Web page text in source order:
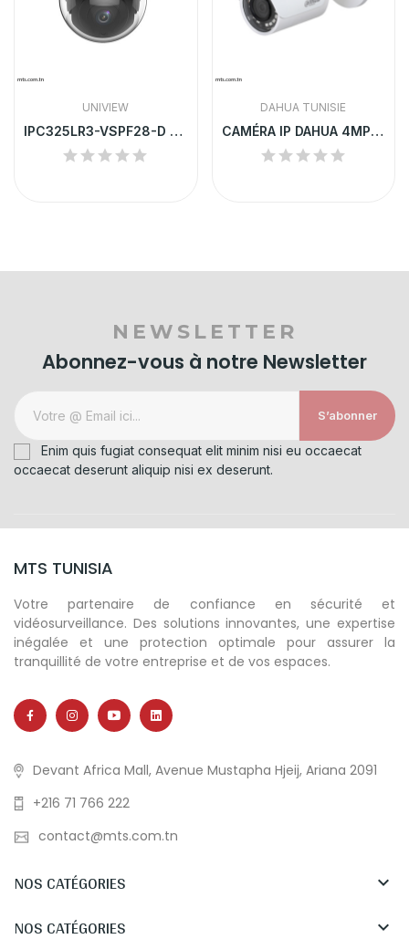
UNIVIEW
IPC325LR3-VSPF28-D CAMERA IP UNV DOME 5MP POE...
DAHUA TUNISIE
CAMÉRA IP DAHUA 4MP BULLET EXTÉRIEURE POE |...
NEWSLETTER
Abonnez-vous à notre Newsletter
S’abonner
Enim quis fugiat consequat elit minim nisi eu occaecat
occaecat deserunt aliquip nisi ex deserunt.
MTS TUNISIA
Votre partenaire de confiance en sécurité et
vidéosurveillance. Des solutions innovantes, une expertise
inégalée et une protection optimale pour assurer la
tranquillité de votre entreprise et de vos espaces.
Devant Africa Mall, Avenue Mustapha Hjeij, Ariana 2091
+216 71 766 222
contact@mts.com.tn
NOS CATÉGORIES 
NOS CATÉGORIES 